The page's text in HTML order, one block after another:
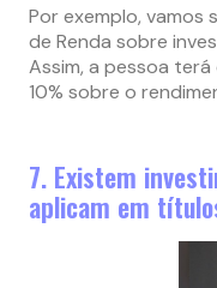
Por exemplo, vamos
de Renda sobre
Assim, a pessoa
10% sobre o
7. Existem
aplicam em